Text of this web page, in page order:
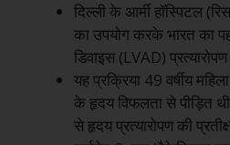
दिल्ली के आर्मी हॉस्पिटल
का उपयोग करके भारत का
डिवाइस (LVAD)
यह प्रक्रिया 49 वर्षीय
के हृदय विफलता से पीड़ित
से हृदय प्रत्यारोपण की